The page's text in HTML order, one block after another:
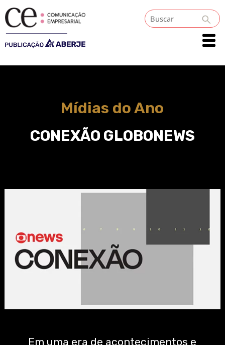
PRÊMIO ABERJE 2023
Mídias do Ano
CONEXÃO GLOBONEWS
Em uma era de acontecimentos e